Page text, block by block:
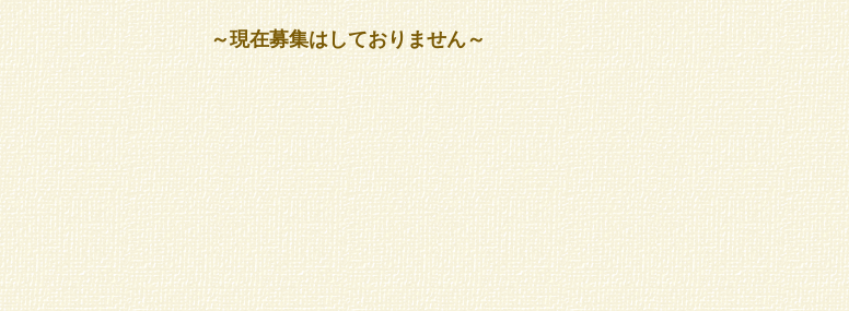
～現在募集はしておりません～